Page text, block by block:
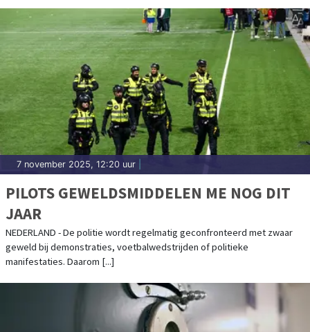
7 november 2025, 12:20 uur
PILOTS GEWELDSMIDDELEN ME NOG DIT
JAAR
NEDERLAND - De politie wordt regelmatig geconfronteerd met zwaar
geweld bij demonstraties, voetbalwedstrijden of politieke
manifestaties. Daarom [...]